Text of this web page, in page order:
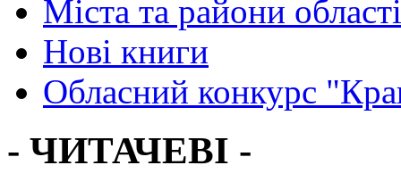
Міста та райони області
Нові книги
Обласний конкурс
- ЧИТАЧЕВІ -